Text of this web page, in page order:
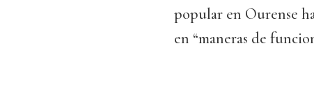
popular en Ourense
en “maneras de